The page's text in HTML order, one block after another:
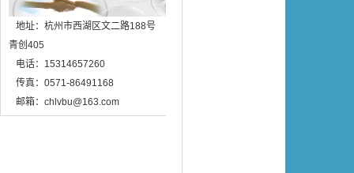
地址：杭州市西湖区文二路188号
青创405
电话：15314657260
传真：0571-86491168
邮箱：chlvbu@163.com